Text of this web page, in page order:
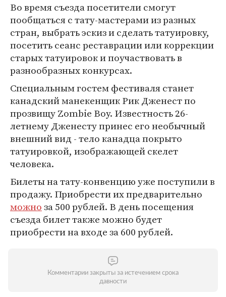
Во время съезда посетители смогут
пообщаться с тату-мастерами из разных
стран, выбрать эскиз и сделать татуировку,
посетить сеанс реставрации или коррекции
старых татуировок и поучаствовать в
разнообразных конкурсах.
Специальным гостем фестиваля станет
канадский манекенщик Рик Дженест по
прозвищу Zombie Boy. Известность 26-
летнему Дженесту принес его необычный
внешний вид - тело канадца покрыто
татуировкой, изображающей скелет
человека.
Билеты на тату-конвенцию уже поступили в
продажу. Приобрести их предварительно
можноза 500 рублей. В день посещения
съезда билет также можно будет
приобрести на входе за 600 рублей.
Комментарии закрыты за истечением срока
давности